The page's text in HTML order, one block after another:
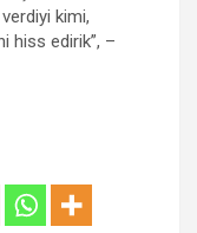
kimi,
hiss edirik”, –